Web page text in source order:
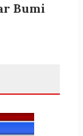
Bumi